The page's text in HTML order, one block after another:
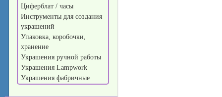
Циферблат / часы
Инструменты для создания
украшений
Упаковка, коробочки,
хранение
Украшения ручной работы
Украшения Lampwork
Украшения фабричные